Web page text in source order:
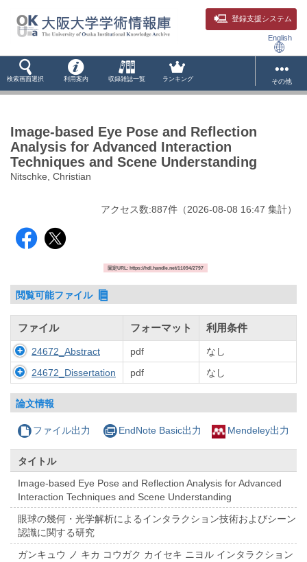
登録支援システム
English
検索画面選択 利用案内 収録雑誌一覧 ランキング その他
Image-based Eye Pose and Reflection
Analysis for Advanced Interaction
Techniques and Scene Understanding
Nitschke, Christian
アクセス数:887件 （2026-08-08 16:47 集計）
固定URL: https://hdl.handle.net/11094/2797
閲覧可能ファイル
ファイル フォーマット 利用条件
24672_Abstract pdf
なし
24672_Dissertation
pdf なし
論文情報
ファイル出力 EndNote Basic出力 Mendeley出力
タイトル
Image-based Eye Pose and Reflection Analysis for Advanced
Interaction Techniques and Scene Understanding
眼球の幾何・光学解析によるインタラクション技術およびシーン
認識に関する研究
ガンキュウ ノ キカ コウガク カイセキ ニヨル インタラクション